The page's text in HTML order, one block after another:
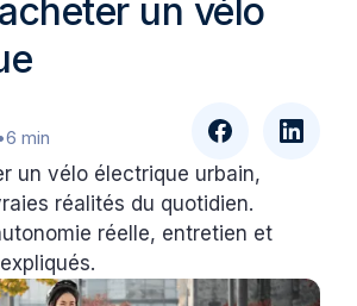
un vélo
6 min
un vélo électrique urbain,
réalités du quotidien.
réelle, entretien et